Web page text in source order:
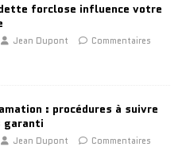
forclose influence votre
Jean Dupont
Commentaires
: procédures à suivre
garanti
Jean Dupont
Commentaires